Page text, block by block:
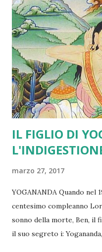
diviene libero dalle
coscienza quando non è
apparenze e dalla nascita.
moto , le apparenze non
Né esse vanno in altro
fermo, né ad esso
provengono dal tizzone
mancanza di sostanzialità.
IL FIGLIO DI
marzo 27, 2017
YOGANANDA Quando nel
centesimo compleanno
sonno della morte, Ben, il
il suo segreto i: